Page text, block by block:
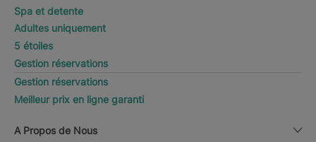
Spa et detente
Adultes uniquement
5 étoiles
Gestion réservations
Gestion réservations
Meilleur prix en ligne garanti
A Propos de Nous